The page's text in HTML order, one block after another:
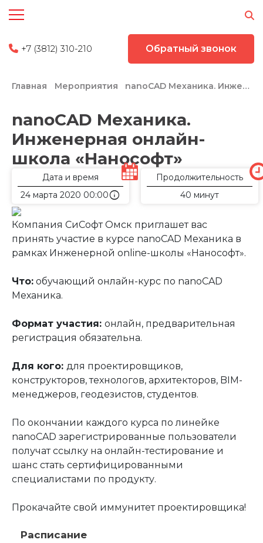
+7 (3812) 310-210 Обратный звонок
Главная Мероприятия nanoCAD Механика. Инженерная онлайн-школа «Нанософт»
nanoCAD Механика.
Инженерная онлайн-
школа «Нанософт»
Дата и время
24 марта 2020 00:00info
Продолжительность
40 минут
Компания СиСофт Омск приглашет вас
принять участие в курсе nanoCAD Механика в
рамках Инженерной online-школы «Нанософт».
Что: обучающий онлайн-курс по nanoCAD
Механика.
Формат участия: онлайн, предварительная
регистрация обязательна.
Для кого: для проектировщиков,
конструкторов, технологов, архитекторов, BIM-
менеджеров, геодезистов, студентов.
По окончании каждого курса по линейке
nanoCAD зарегистрированные пользователи
получат ссылку на онлайн-тестирование и
шанс стать сертифицированными
специалистами по продукту.
Прокачайте свой иммунитет проектировщика!
Расписание